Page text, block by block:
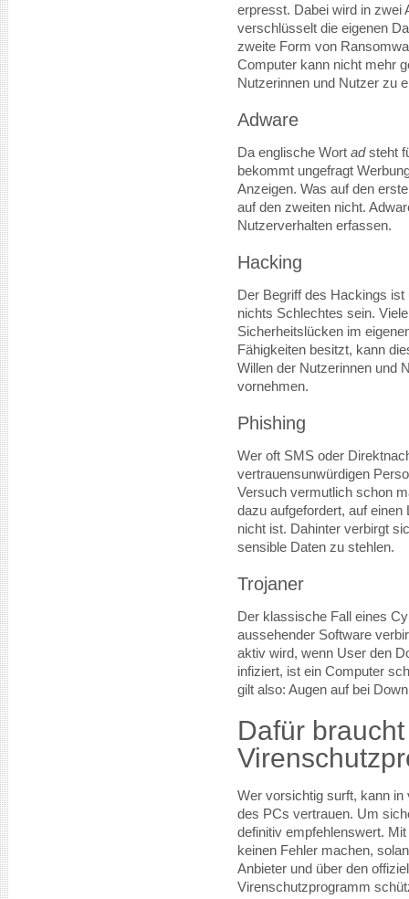
erpresst. Dabei wird in zwei
verschlüsselt die eigenen
zweite Form von
Computer kann nicht mehr
Nutzerinnen und Nutzer zu
Adware
Da englische Wort adsteht
bekommt ungefragt
Anzeigen. Was auf den
auf den zweiten nicht.
Nutzerverhalten erfassen.
Hacking
Der Begriff des Hackings
nichts Schlechtes sein.
Sicherheitslücken im
Fähigkeiten besitzt, kann
Willen der Nutzerinnen und
vornehmen.
Phishing
Wer oft SMS oder
vertrauensunwürdigen
Versuch vermutlich schon
dazu aufgefordert, auf
nicht ist. Dahinter verbirgt
sensible Daten zu stehlen.
Trojaner
Der klassische Fall eines
aussehender Software
aktiv wird, wenn User den
infiziert, ist ein Computer
gilt also: Augen auf bei
Dafür
Wer vorsichtig surft, kann in
des PCs vertrauen. Um
definitiv empfehlenswert.
keinen Fehler machen,
Anbieter und über den
Virenschutzprogramm